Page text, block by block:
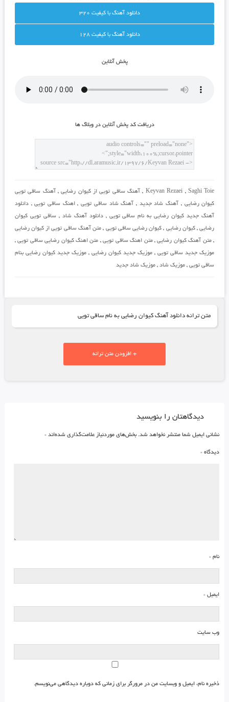
دانلود آهنگ با کيفيت 320
دانلود آهنگ با کيفيت 128
پخش آنلاين
دريافت کد پخش آنلاين در وبلاگ ها
Keyvan Rezaei , Saghi Toie
, آهنگ ساقی تویی از کیوان رضایی, آهنگ ساقی تویی
کیوان رضایی , آهنگ شاد جدید , آهنگ شاد ساقی تویی,اهنگ ساقی تویی,دانلود
آهنگ جدید کیوان رضایی به نام ساقی تویی ,دانلود آهنگ شاد , ساقی تویی کیوان
رضایی,کیوان رضایی , کیوان رضایی ساقی تویی , متن آهنگ ساقی تویی از کیوان رضایی
,متن آهنگ کیوان رضایی,متن اهنگ ساقی تویی, متن اهنگ کیوان رضایی ساقی تویی,
موزیک جدید ساقی تویی, موزیک جدید کیوان رضایی,موزیک جدید کیوان رضایی بنام
ساقی تویی, موزیک شاد, موزیک شاد جدید
متن ترانه دانلود آهنگ کیوان رضایی به نام ساقی تویی
+ افزودن متن ترانه
دیدگاهتان را بنویسید
نشانی ایمیل شما منتشر نخواهد شد. بخش‌های موردنیاز علامت‌گذاری شده‌اند *
دیدگاه *
نام *
ایمیل *
وب‌ سایت
ذخیره نام، ایمیل و وبسایت من در مرورگر برای زمانی که دوباره دیدگاهی می‌نویسم.